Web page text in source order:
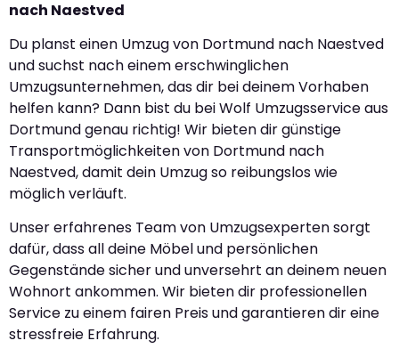
nach Naestved
Du planst einen Umzug von Dortmund nach Naestved
und suchst nach einem erschwinglichen
Umzugsunternehmen, das dir bei deinem Vorhaben
helfen kann? Dann bist du bei Wolf Umzugsservice aus
Dortmund genau richtig! Wir bieten dir günstige
Transportmöglichkeiten von Dortmund nach
Naestved, damit dein Umzug so reibungslos wie
möglich verläuft.
Unser erfahrenes Team von Umzugsexperten sorgt
dafür, dass all deine Möbel und persönlichen
Gegenstände sicher und unversehrt an deinem neuen
Wohnort ankommen. Wir bieten dir professionellen
Service zu einem fairen Preis und garantieren dir eine
stressfreie Erfahrung.